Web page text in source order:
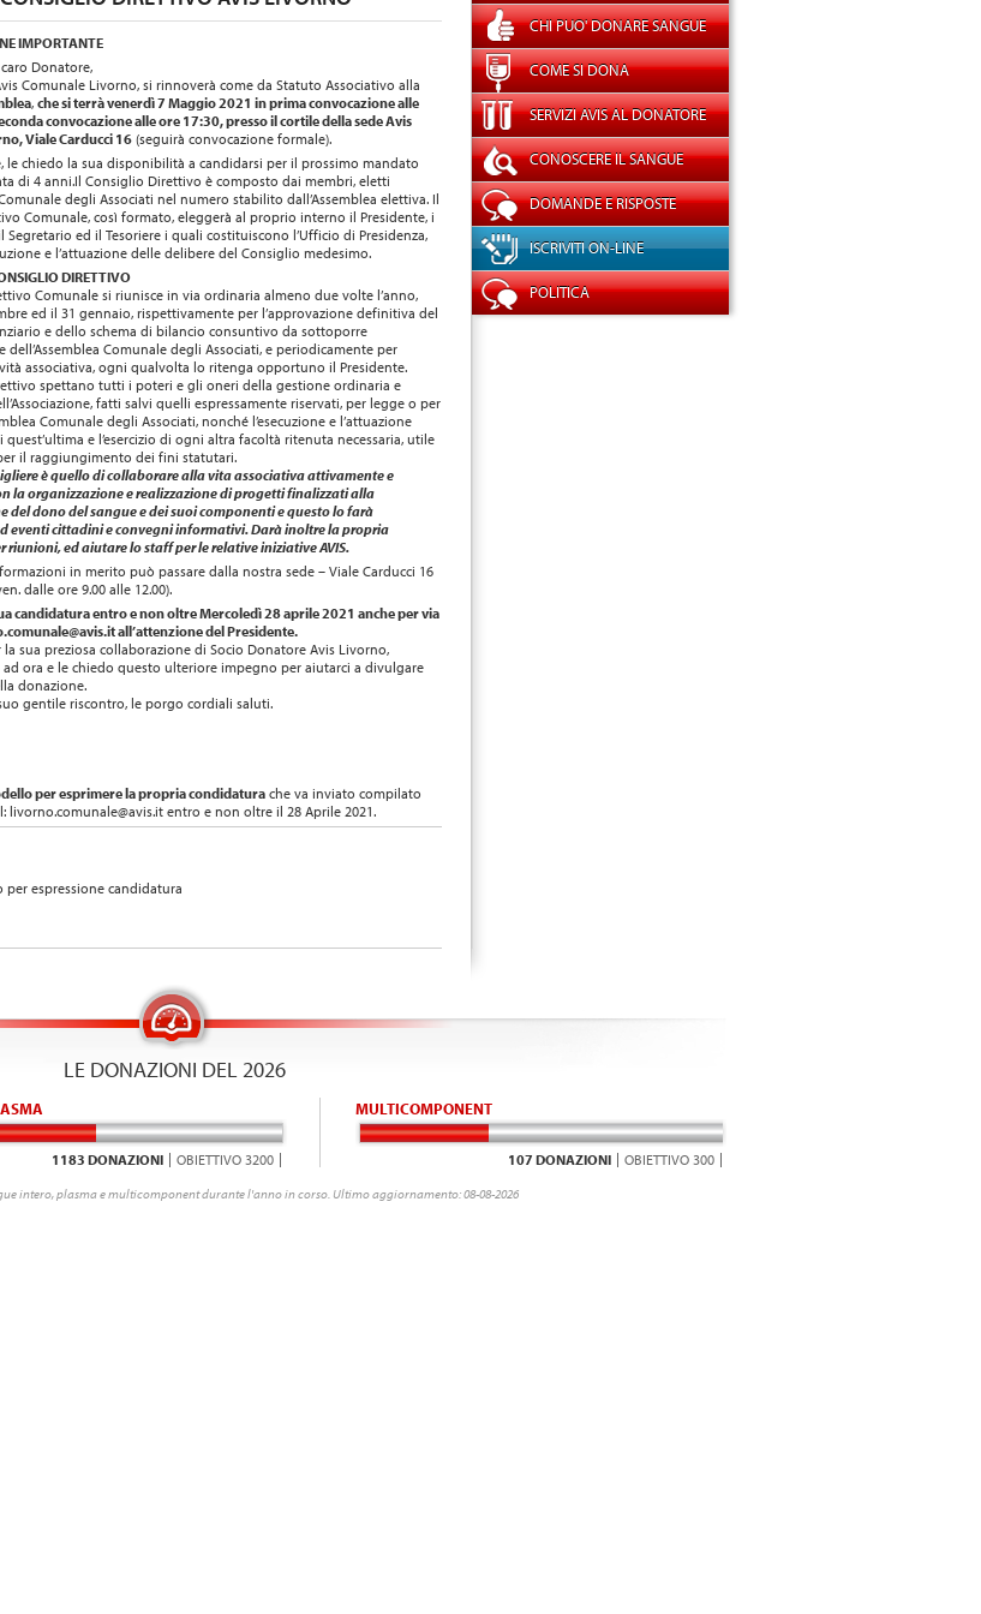
IMPORTANTE
Donatore,
Comunale Livorno, si rinnoverà come da Statuto Associativo alla
, che si terrà venerdì 7 Maggio 2021 in prima convocazione alle
convocazione alle ore 17:30, presso il cortile della sede Avis
Viale Carducci 16(seguirà convocazione formale).
le chiedo la sua disponibilità a candidarsi per il prossimo mandato
di 4 anni.Il Consiglio Direttivo è composto dai membri, eletti
degli Associati nel numero stabilito dall’Assemblea elettiva. Il
Comunale, così formato, eleggerà al proprio interno il Presidente, i
Segretario ed il Tesoriere i quali costituiscono l’Ufficio di Presidenza,
e l’attuazione delle delibere del Consiglio medesimo.
DIRETTIVO
Comunale si riunisce in via ordinaria almeno due volte l’anno,
ed il 31 gennaio, rispettivamente per l’approvazione definitiva del
e dello schema di bilancio consuntivo da sottoporre
dell’Assemblea Comunale degli Associati, e periodicamente per
associativa, ogni qualvolta lo ritenga opportuno il Presidente.
spettano tutti i poteri e gli oneri della gestione ordinaria e
fatti salvi quelli espressamente riservati, per legge o per
Comunale degli Associati, nonché l’esecuzione e l’attuazione
e l’esercizio di ogni altra facoltà ritenuta necessaria, utile
il raggiungimento dei fini statutari.
è quello di collaborare alla vita associativa attivamente e
la organizzazione e realizzazione di progetti finalizzati alla
del dono del sangue e dei suoi componenti e questo lo farà
eventi cittadini e convegni informativi. Darà inoltre la propria
ed aiutare lo staff per le relative iniziative AVIS.
in merito può passare dalla nostra sede – Viale Carducci 16
dalle ore 9.00 alle 12.00).
candidatura entro e non oltre Mercoledì 28 aprile 2021 anche per via
all’attenzione del Presidente.
la sua preziosa collaborazione di Socio Donatore Avis Livorno,
ora e le chiedo questo ulteriore impegno per aiutarci a divulgare
donazione.
gentile riscontro, le porgo cordiali saluti.
per esprimere la propria condidaturache va inviato compilato
livorno.comunale@avis.it entro e non oltre il 28 Aprile 2021.
per espressione candidatura
CHI PUO' DONARE SANGUE
COME SI DONA
SERVIZI AVIS AL DONATORE
CONOSCERE IL SANGUE
DOMANDE E RISPOSTE
ISCRIVITI ON-LINE
POLITICA
LE DONAZIONI DEL 2026
1183 DONAZIONI OBIETTIVO 3200
MULTICOMPONENT
107 DONAZIONI OBIETTIVO 300
intero, plasma e multicomponent durante l'anno in corso. Ultimo aggiornamento: 08-08-2026